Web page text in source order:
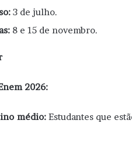
3 de julho.
8 e 15 de novembro.
2026:
médio: Estudantes que